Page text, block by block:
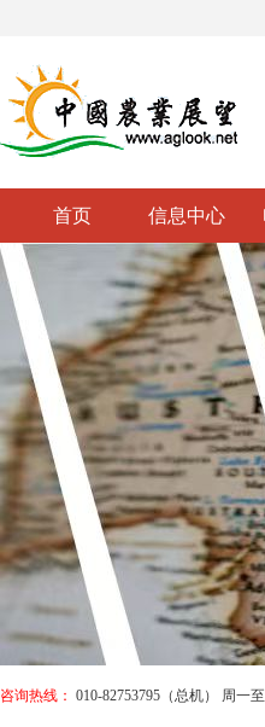
首页 信息中心
咨询热线： 010-82753795（总机） 周一